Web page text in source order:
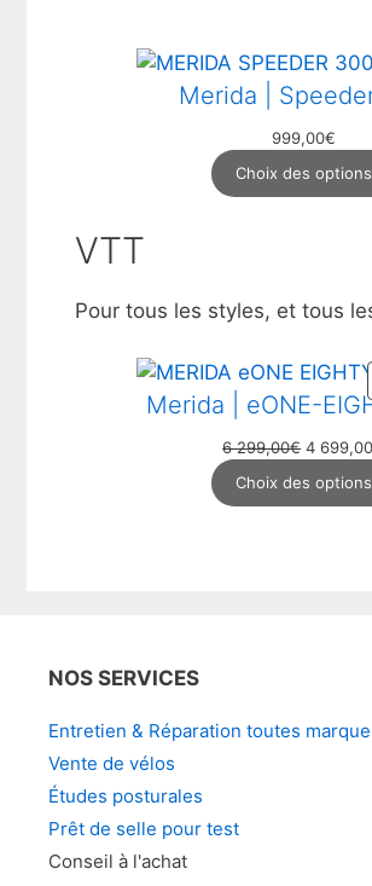
Merida |
999,00€
Choix des options
VTT
Pour tous les styles, et tous
Merida | eONE-
6 299,00€ Le
initial
4
Choix des options
NOS SERVICES
Entretien & Réparation toutes
Vente de vélos
Études posturales
Prêt de selle pour test
Conseil à l'achat